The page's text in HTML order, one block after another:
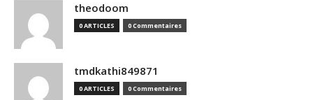
theodoom
0 ARTICLES 0 Commentaires
tmdkathi849871
0 ARTICLES 0 Commentaires